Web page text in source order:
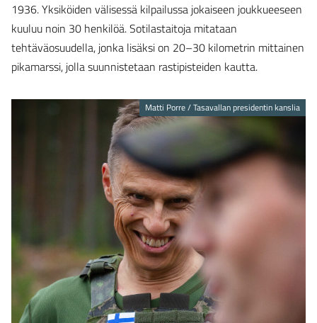
1936. Yksiköiden välisessä kilpailussa jokaiseen joukkueeseen
kuuluu noin 30 henkilöä. Sotilastaitoja mitataan
tehtäväosuudella, jonka lisäksi on 20–30 kilometrin mittainen
pikamarssi, jolla suunnistetaan rastipisteiden kautta.
Matti Porre / Tasavallan presidentin kanslia